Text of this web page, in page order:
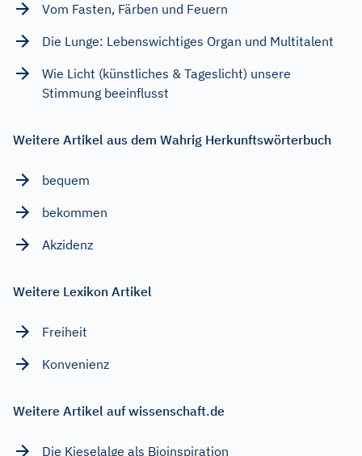
Vom Fasten, Färben und Feuern
Die Lunge: Lebenswichtiges Organ und Multitalent
Wie Licht (künstliches & Tageslicht) unsere
Stimmung beeinflusst
Weitere Artikel aus dem Wahrig Herkunftswörterbuch
bequem
bekommen
Akzidenz
Weitere Lexikon Artikel
Freiheit
Konvenienz
Weitere Artikel auf wissenschaft.de
Die Kieselalge als Bioinspiration